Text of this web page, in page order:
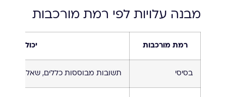
מבנה עלויות לפי רמת מורכבות
רמת מורכבות יכולות
בסיסי תשובות מבוססות כללים, שאלות